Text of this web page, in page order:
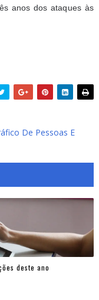
anos dos ataques às
De Pessoas E
deste ano